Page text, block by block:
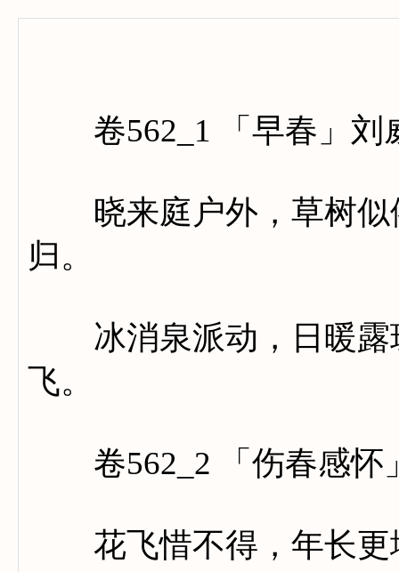
卷562_1 「早春」刘
晓来庭户外，草树似
归。
冰消泉派动，日暖露
飞。
卷562_2 「伤春感怀
花飞惜不得，年长更